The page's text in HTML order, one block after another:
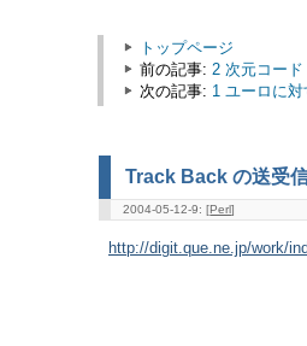
トップページ
前の記事: 2 次元コー
次の記事: 1 ユーロに
Track Back の送受
2004-05-12-9: [Perl]
http://digit.que.ne.jp/work/